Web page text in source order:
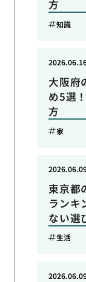
方
知識
大阪府
め5選
方
家
東京都
ランキ
ない選
生活